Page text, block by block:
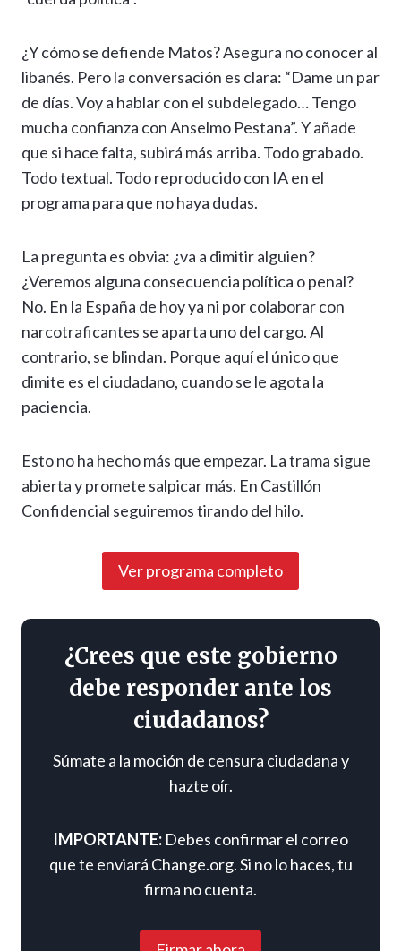
¿Y cómo se defiende Matos? Asegura no conocer al
libanés. Pero la conversación es clara: “Dame un par
de días. Voy a hablar con el subdelegado… Tengo
mucha confianza con Anselmo Pestana”. Y añade
que si hace falta, subirá más arriba. Todo grabado.
Todo textual. Todo reproducido con IA en el
programa para que no haya dudas.
La pregunta es obvia: ¿va a dimitir alguien?
¿Veremos alguna consecuencia política o penal?
No. En la España de hoy ya ni por colaborar con
narcotraficantes se aparta uno del cargo. Al
contrario, se blindan. Porque aquí el único que
dimite es el ciudadano, cuando se le agota la
paciencia.
Esto no ha hecho más que empezar. La trama sigue
abierta y promete salpicar más. En Castillón
Confidencial seguiremos tirando del hilo.
Ver programa completo
¿Crees que este gobierno
debe responder ante los
ciudadanos?
Súmate a la moción de censura ciudadana y
hazte oír.
IMPORTANTE: Debes confirmar el correo
que te enviará Change.org. Si no lo haces, tu
firma no cuenta.